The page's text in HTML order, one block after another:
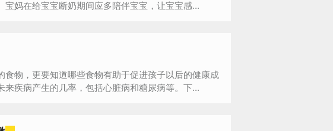
妈在给宝宝断奶期间应多陪伴宝宝，让宝宝感...
食物，更要知道哪些食物有助于促进孩子以后的健康成
疾病产生的几率，包括心脏病和糖尿病等。下...